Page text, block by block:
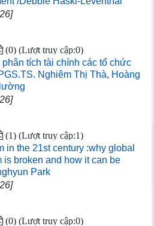
(0) (Lượt truy cập:0)
phân tích tài chính các tổ chức
Nghiêm Thị Thà, Hoàng
(1) (Lượt truy cập:1)
in the 21st century :why global
is broken and how it can be
Park
(0) (Lượt truy cập:0)